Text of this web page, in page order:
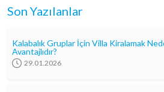
Son Yazılanlar
Kalabalık Gruplar İçin Villa Kiralamak
Avantajlıdır?
29.01.2026